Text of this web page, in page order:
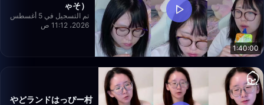
1:40:00
ゃそ）
تم التسجيل في 5 أغسطس
2026، 11:12 ص
やどランドはっぴー村